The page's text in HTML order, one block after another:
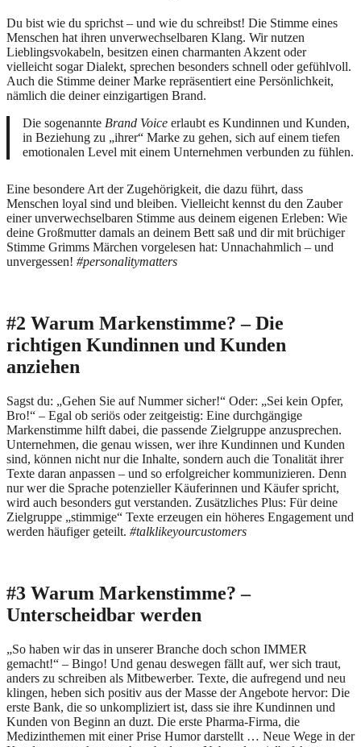
Du bist wie du sprichst – und wie du schreibst! Die Stimme eines
Menschen hat ihren unverwechselbaren Klang. Wir nutzen
Lieblingsvokabeln, besitzen einen charmanten Akzent oder
vielleicht sogar Dialekt, sprechen besonders schnell oder gefühlvoll.
Auch die Stimme deiner Marke repräsentiert eine Persönlichkeit,
nämlich die deiner einzigartigen Brand.
Die sogenannte Brand Voice erlaubt es Kundinnen und Kunden,
in Beziehung zu „ihrer“ Marke zu gehen, sich auf einem tiefen
emotionalen Level mit einem Unternehmen verbunden zu fühlen.
Eine besondere Art der Zugehörigkeit, die dazu führt, dass
Menschen loyal sind und bleiben. Vielleicht kennst du den Zauber
einer unverwechselbaren Stimme aus deinem eigenen Erleben: Wie
deine Großmutter damals an deinem Bett saß und dir mit brüchiger
Stimme Grimms Märchen vorgelesen hat: Unnachahmlich – und
unvergessen! #personalitymatters
#2 Warum Markenstimme? – Die
richtigen Kundinnen und Kunden
anziehen
Sagst du: „Gehen Sie auf Nummer sicher!“ Oder: „Sei kein Opfer,
Bro!“ – Egal ob seriös oder zeitgeistig: Eine durchgängige
Markenstimme hilft dabei, die passende Zielgruppe anzusprechen.
Unternehmen, die genau wissen, wer ihre Kundinnen und Kunden
sind, können nicht nur die Inhalte, sondern auch die Tonalität ihrer
Texte daran anpassen – und so erfolgreicher kommunizieren. Denn
nur wer die Sprache potenzieller Käuferinnen und Käufer spricht,
wird auch besonders gut verstanden. Zusätzliches Plus: Für deine
Zielgruppe „stimmige“ Texte erzeugen ein höheres Engagement und
werden häufiger geteilt. #talklikeyourcustomers
#3 Warum Markenstimme? –
Unterscheidbar werden
„So haben wir das in unserer Branche doch schon IMMER
gemacht!“ – Bingo! Und genau deswegen fällt auf, wer sich traut,
anders zu schreiben als Mitbewerber. Texte, die aufregend und neu
klingen, heben sich positiv aus der Masse der Angebote hervor: Die
erste Bank, die so unkompliziert ist, dass sie ihre Kundinnen und
Kunden von Beginn an duzt. Die erste Pharma-Firma, die
Medizinthemen mit einer Prise Humor darstellt … Neue Wege in der